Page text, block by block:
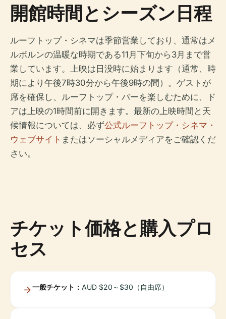
開館時間とシーズン日程
ルーフトップ・シネマは季節営業しており、通常はメ
ルボルンの温暖な時期である11月下旬から3月まで営
業しています。上映は日没時に始まります（通常、時
期により午後7時30分から午後9時の間）。ゲストが
席を確保し、ルーフトップ・バーを楽しむために、ド
アは上映の1時間前に開きます。最新の上映時間と天
候情報については、必ず公式ルーフトップ・シネマ・
ウェブサイト またはソーシャルメディアをご確認くだ
さい。
チケット価格と購入プロ
セス
一般チケット： AUD $20～$30（自由席）